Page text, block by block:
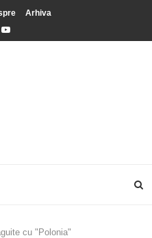
Arhiva
cu "Polonia"